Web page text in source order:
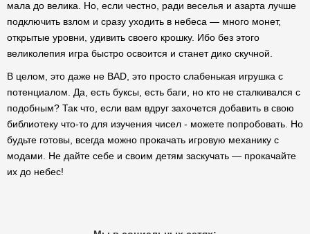
мала до велика. Но, если честно, ради веселья и азарта лучше
подключить взлом и сразу уходить в небеса — много монет,
открытые уровни, удивить своего крошку. Ибо без этого
великолепия игра быстро освоится и станет дико скучной.
В целом, это даже не BAD, это просто слабенькая игрушка с
потенциалом. Да, есть буксы, есть баги, но кто не сталкивался с
подобным? Так что, если вам вдруг захочется добавить в свою
библиотеку что-то для изучения чисел - можете попробовать. Но
будьте готовы, всегда можно прокачать игровую механику с
модами. Не дайте себе и своим детям заскучать — прокачайте
их до небес!